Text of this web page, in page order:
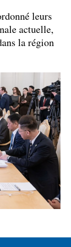
leurs
actuelle,
la région